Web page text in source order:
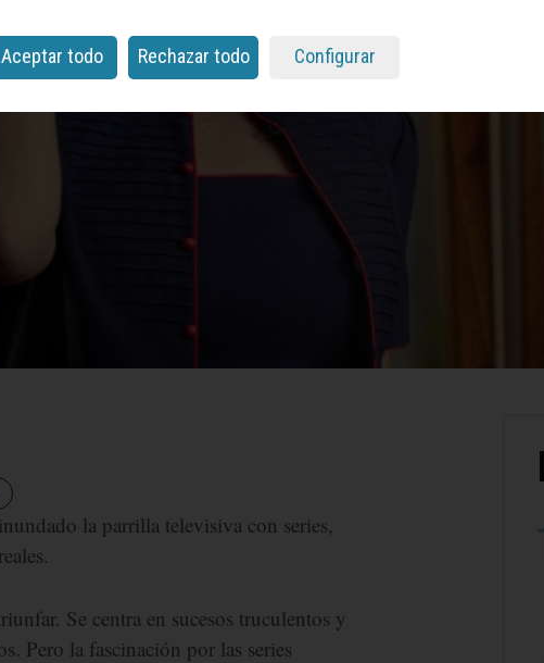
la parrilla televisiva con series,
Se centra en sucesos truculentos y
Pero la fascinación por las series
Aceptar todo Rechazar todo Configurar